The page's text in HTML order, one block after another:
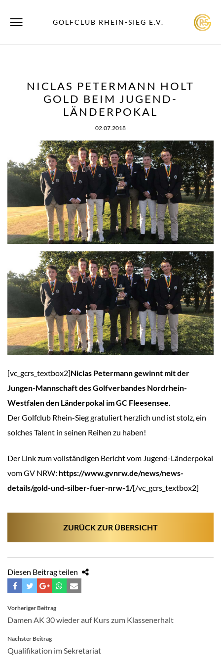
GOLFCLUB RHEIN-SIEG E.V.
NICLAS PETERMANN HOLT
GOLD BEIM JUGEND-
LÄNDERPOKAL
02.07.2018
[vc_gcrs_textbox2]Niclas Petermann gewinnt mit der
Jungen-Mannschaft des Golfverbandes Nordrhein-
Westfalen den Länderpokal im GC Fleesensee.
Der Golfclub Rhein-Sieg gratuliert herzlich und ist stolz, ein
solches Talent in seinen Reihen zu haben!
Der Link zum vollständigen Bericht vom Jugend-Länderpokal
vom GV NRW: https://www.gvnrw.de/news/news-
details/gold-und-silber-fuer-nrw-1/[/vc_gcrs_textbox2]
ZURÜCK ZUR ÜBERSICHT
Diesen Beitrag teilen
BEITRAGSNAVIGATION
Vorheriger Beitrag
Damen AK 30 wieder auf Kurs zum Klassenerhalt
Nächster Beitrag
Qualifikation im Sekretariat